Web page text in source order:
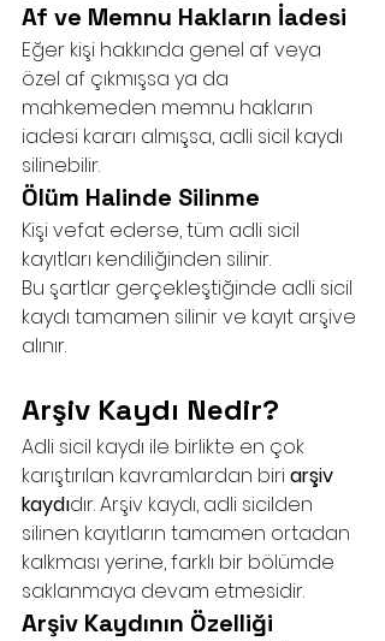
Af ve Memnu Hakların İadesi
Eğer kişi hakkında genel af veya
özel af çıkmışsa ya da
mahkemeden memnu hakların
iadesi kararı almışsa, adli sicil kaydı
silinebilir.
Ölüm Halinde Silinme
Kişi vefat ederse, tüm adli sicil
kayıtları kendiliğinden silinir.
Bu şartlar gerçekleştiğinde adli sicil
kaydı tamamen silinir ve kayıt arşive
alınır.
Arşiv Kaydı Nedir?
Adli sicil kaydı ile birlikte en çok
karıştırılan kavramlardan biri arşiv
kaydıdır. Arşiv kaydı, adli sicilden
silinen kayıtların tamamen ortadan
kalkması yerine, farklı bir bölümde
saklanmaya devam etmesidir.
Arşiv Kaydının Özelliği